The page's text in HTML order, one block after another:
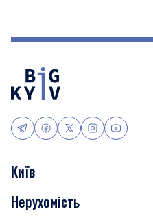
Київ
Події
Нерухомість